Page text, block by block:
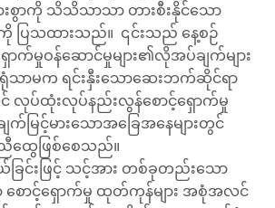
းစွာကို သိသိသာသာ တားစီးနိုင်သော
ပြသထားသည်။ ၎င်းသည် နေ့စဉ်
ောက်မှုဝန်ဆောင်မှုများ၏လိုအပ်ချက်များ
သာမက ရင်းနှီးသောဆေးဘက်ဆိုင်ရာ
လုပ်ထုံးလုပ်နည်းလွန်စောင့်ရှောက်မှု
ြင့်မားသောအခြေအနေများတွင်
ထွေဖြစ်စေသည်။
ခြင်းဖြင့် သင့်အား တစ်ခုတည်းသော
စောင့်ရှောက်မှု ထုတ်ကုန်များ အစုံအလင်